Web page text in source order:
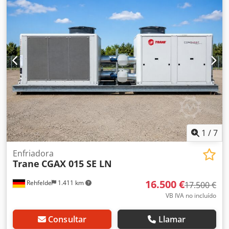
entre niveles: 65 mm Ventajas del congelador en espiral
HEINEN: Alta eficiencia con mínima ocupación de espacio:
la cinta en espiral permite largos tiempos de congelación
en un área reducida. Parámetros de congelación
repetibles: el preciso cuadro eléctrico de 2017 garantiza
un proceso estable. Flexibilidad de uso: apto para congelar
una amplia gama de productos alimenticios. Mejor calidad
del producto: la congelación rápida reduce la pérdida de
jugos y mantiene la estructura y el sabor. Construcción en
acero inoxidable: fácil de limpiar, alta higiene y larga vida
útil en uso industrial.
consumo seguro. TAMAÑO: 10.000x2.940x3.100 mm
CABINA: 7.000x2.600x2.200 mm CAPACIDAD: 6.500–8.000
KG/24H MOTOR: 65 HP DORIN Chodjydlv Depfx Ah Ssa
DESCONGELACIÓN: 36 KW RESISTENCIA EVAPORADOR:
4x630 mm VENTILADOR DE CHOQUE PANEL COMPLETO DE
ACERO INOXIDABLE DE 200 mm
1 /7
Rehfelde 1.411 km
Enfriadora
Trane CGAX 015 SE LN
16.500 €17.500 €
VB IVA no incluído
Consultar Llamar